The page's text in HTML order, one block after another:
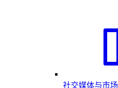
社交媒体与市场